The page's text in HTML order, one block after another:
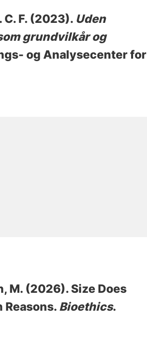
F.(2023). Uden
grundvilkår og
og Analysecenter for
M. (2026). Size Does
Reasons. Bioethics.